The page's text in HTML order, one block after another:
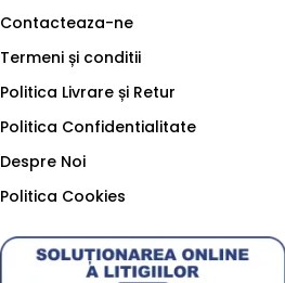
Contacteaza-ne
Termeni și conditii
Politica Livrare și Retur
Politica Confidentialitate
Despre Noi
Politica Cookies